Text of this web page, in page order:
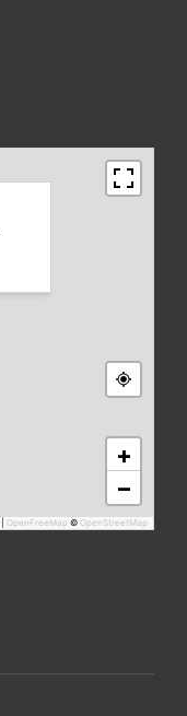
+
−
OpenFreeMap © OpenStreetMap